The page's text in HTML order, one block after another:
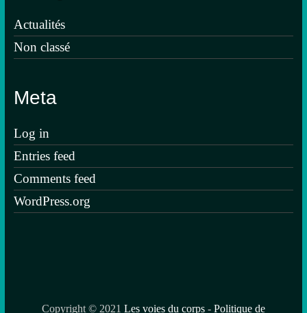
Actualités
Non classé
Meta
Log in
Entries feed
Comments feed
WordPress.org
Copyright © 2021 Les voies du corps- Politique de